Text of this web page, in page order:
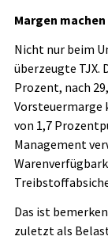
Margen
Nicht nur beim
überzeugte TJX.
Prozent, nach
Vorsteuermarge
von 1,7
Management
Das ist
zuletzt als